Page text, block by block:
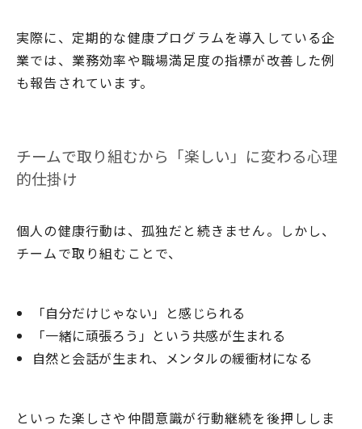
実際に、定期的な健康プログラムを導入している企
業では、業務効率や職場満足度の指標が改善した例
も報告されています。
チームで取り組むから「楽しい」に変わる心理
的仕掛け
個人の健康行動は、孤独だと続きません。しかし、
チームで取り組むことで、
「自分だけじゃない」と感じられる
「一緒に頑張ろう」という共感が生まれる
自然と会話が生まれ、メンタルの緩衝材になる
といった楽しさや仲間意識が行動継続を後押ししま